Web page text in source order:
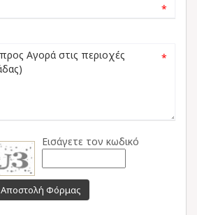
*
*
Εισάγετε τον κωδικό
Αποστολή Φόρμας